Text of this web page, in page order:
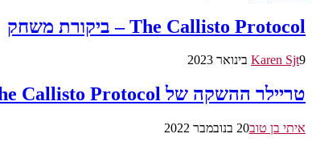
The Callisto Protocol – ביקורת משחק
Karen Sjt9 בינואר 2023
טריילר ההשקה של The Callisto Protocol שוחרר
איתי בן טוב20 בנובמבר 2022